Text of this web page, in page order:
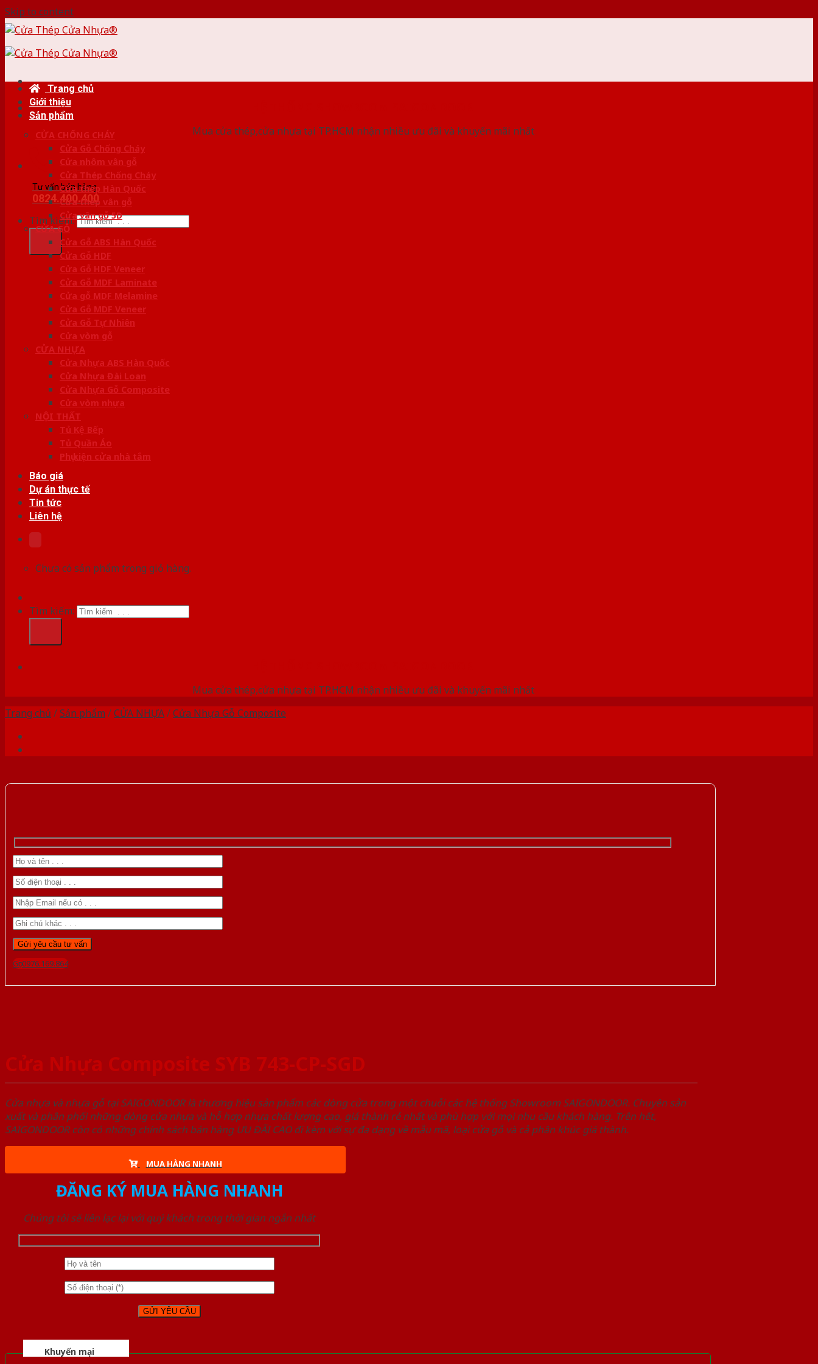
Skip to content
Mua cửa thép,cửa nhựa tại TP.HCM nhận nhiều ưu đãi và khuyến mãi nhất
Tư vấn bán hàng
0824.400.400
Tìm kiếm:
Trang chủ
Giới thiệu
Sản phẩm
CỬA CHỐNG CHÁY
Cửa Gỗ Chống Cháy
Cửa nhôm vân gỗ
Cửa Thép Chống Cháy
Cửa thép Hàn Quốc
Cửa thép vân gỗ
Cửa vân gỗ 5D
CỬA GỖ
Cửa Gỗ ABS Hàn Quốc
Cửa Gỗ HDF
Cửa Gỗ HDF Veneer
Cửa Gỗ MDF Laminate
Cửa gỗ MDF Melamine
Cửa Gỗ MDF Veneer
Cửa Gỗ Tự Nhiên
Cửa vòm gỗ
CỬA NHỰA
Cửa Nhựa ABS Hàn Quốc
Cửa Nhựa Đài Loan
Cửa Nhựa Gỗ Composite
Cửa vòm nhựa
NỘI THẤT
Tủ Kệ Bếp
Tủ Quần Áo
Phụ kiện cửa nhà tắm
Báo giá
Dự án thực tế
Tin tức
Liên hệ
Chưa có sản phẩm trong giỏ hàng.
Tìm kiếm:
Mua cửa thép,cửa nhựa tại TP.HCM nhận nhiều ưu đãi và khuyến mãi nhất
Trang chủ /Sản phẩm /CỬA NHỰA/Cửa Nhựa Gỗ Composite
Gọi 0976.169.864
Cửa Nhựa Composite SYB 743-CP-SGD
Cửa nhựa và nhựa gỗ tại SAIGONDOOR là thương hiệu sản phẩm các dòng cửa trong một chuỗi các hệ thống Showroom SAIGONDOOR. Chuyên sản
xuất và phân phối những dòng cửa nhựa và hỗ hợp nhựa chất lượng cao, giá thành rẻ nhất và phù hợp với mọi nhu cầu khách hàng. Trên hết,
SAIGONDOOR còn có những chính sách bán hàng ƯU ĐÃI CAO đi kèm với sự đa dạng về mẫu mã, loại cửa gỗ và cả phân khúc giá thành.
MUA HÀNG NHANH
ĐĂNG KÝ MUA HÀNG NHANH
Chúng tôi sẽ liên lạc lại với quý khách trong thời gian ngắn nhất
Khuyến mại